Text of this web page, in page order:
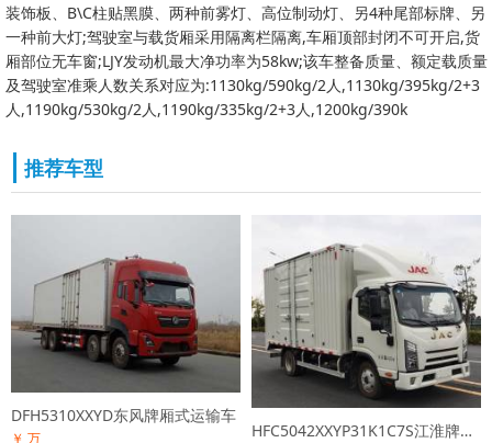
装饰板、B\C柱贴黑膜、两种前雾灯、高位制动灯、另4种尾部标牌、另
一种前大灯;驾驶室与载货厢采用隔离栏隔离,车厢顶部封闭不可开启,货
厢部位无车窗;LJY发动机最大净功率为58kw;该车整备质量、额定载质量
及驾驶室准乘人数关系对应为:1130kg/590kg/2人,1130kg/395kg/2+3
人,1190kg/530kg/2人,1190kg/335kg/2+3人,1200kg/390k
推荐车型
DFH5310XXYD东风牌厢式运输车
￥ 万 HFC5042XXYP31K1C7S江淮牌厢式运输车